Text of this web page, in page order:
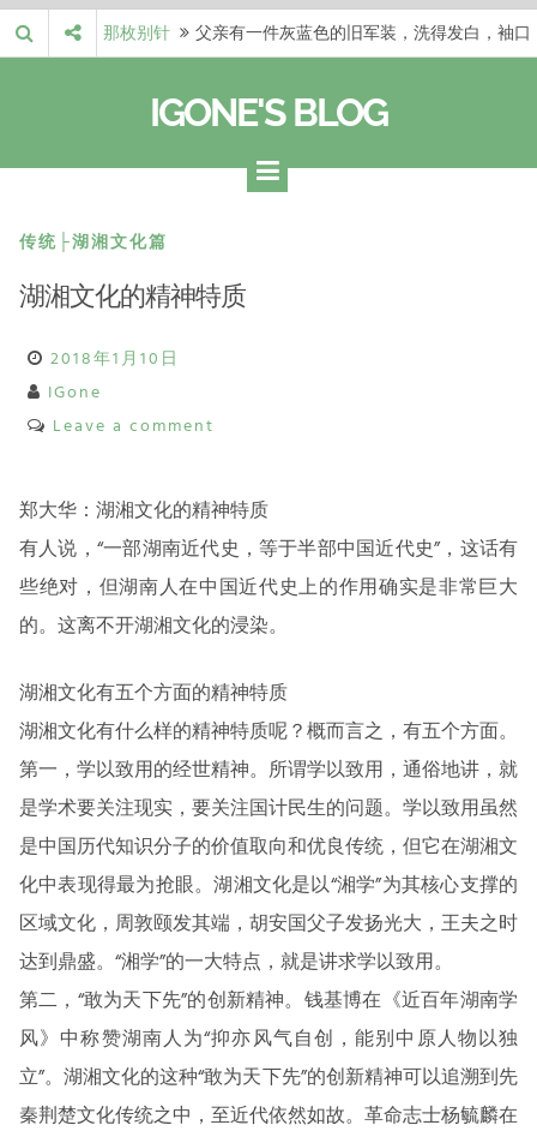
Skip
to
那枚别针
父亲有一件灰蓝色的旧军装，洗得发白，袖口
自己的生活和命…
梁冬 |…
梁冬：有一些人在某个阶段掌握了第一性原
理，完成了一次彻…
梁冬 |…
梁冬：总还有那么百分之一的人，既不努力，
IGONE'S BLOG
传统├湖湘文化篇
湖湘文化的精神特质
2018年1月10日
IGone
Leave a comment
郑大华：湖湘文化的精神特质
有人说，“一部湖南近代史，等于半部中国近代史”，这话有
些绝对，但湖南人在中国近代史上的作用确实是非常巨大
的。这离不开湖湘文化的浸染。
湖湘文化有五个方面的精神特质
湖湘文化有什么样的精神特质呢？概而言之，有五个方面。
第一，学以致用的经世精神。所谓学以致用，通俗地讲，就
是学术要关注现实，要关注国计民生的问题。学以致用虽然
是中国历代知识分子的价值取向和优良传统，但它在湖湘文
化中表现得最为抢眼。湖湘文化是以“湘学”为其核心支撑的
区域文化，周敦颐发其端，胡安国父子发扬光大，王夫之时
达到鼎盛。“湘学”的一大特点，就是讲求学以致用。
第二，“敢为天下先”的创新精神。钱基博在《近百年湖南学
风》中称赞湖南人为“抑亦风气自创，能别中原人物以独
立”。湖湘文化的这种“敢为天下先”的创新精神可以追溯到先
秦荆楚文化传统之中，至近代依然如故。革命志士杨毓麟在